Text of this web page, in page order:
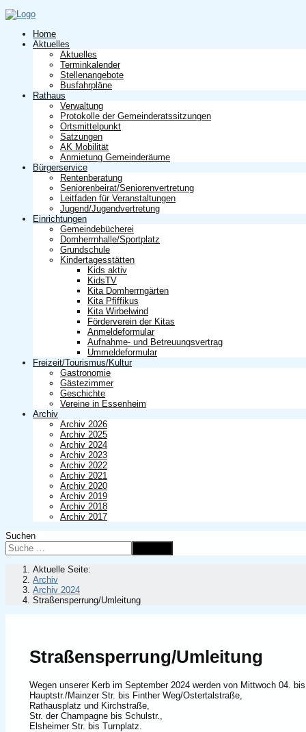
Home
Aktuelles
Aktuelles
Terminkalender
Stellenangebote
Busfahrpläne
Rathaus
Verwaltung
Protokolle der Gemeinderatssitzungen
Ortsmittelpunkt
Satzungen
AK Mobilität
Anmietung Gemeinderäume
Bürgerservice
Rentenberatung
Seniorenbeirat/Seniorenvertretung
Leitfaden für Veranstaltungen
Jugend/Jugendvertretung
Einrichtungen
Gemeindebücherei
Domherrnhalle/Sportplatz
Grundschule
Kindertagesstätten
Kids aktiv
KidsTV
Kita Domherrngärten
Kita Pfiffikus
Kita Wirbelwind
Förderverein der Kitas
Anmeldeformular
Aufnahme- und Betreuungsvertrag
Ummeldeformular
Freizeit/Tourismus/Kultur
Gastronomie
Gästezimmer
Geschichte
Vereine in Essenheim
Archiv
Archiv 2026
Archiv 2025
Archiv 2024
Archiv 2023
Archiv 2022
Archiv 2021
Archiv 2020
Archiv 2019
Archiv 2018
Archiv 2017
Suchen
Aktuelle Seite:
Archiv
Archiv 2024
Straßensperrung/Umleitung
Straßensperrung/Umleitung
Wegen unserer Kerb im September 2024 werden von Mittwoch 04.
Hauptstr./Mainzer Str. bis Finther Weg/Ostertalstraße,
Rathausplatz und Kirchstraße,
Str. der Champagne bis Schulstr.,
Elsheimer Str. bis Turnplatz.